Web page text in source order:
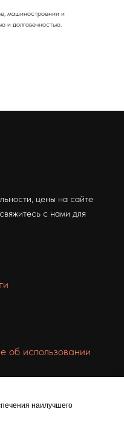
наилучшего
машиностроении и
и долговечностью.
цены на сайте
с нами для
об использовании